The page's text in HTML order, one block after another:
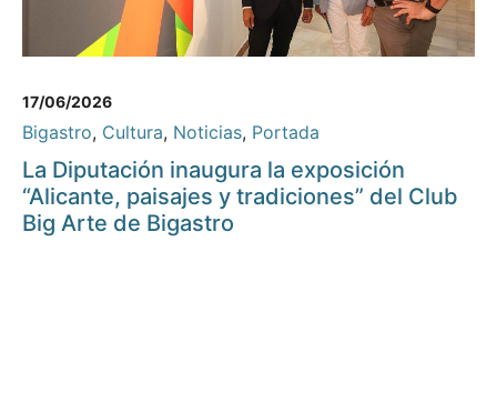
17/06/2026
Bigastro, Cultura, Noticias, Portada
La Diputación inaugura la exposición
“Alicante, paisajes y tradiciones” del Club
Big Arte de Bigastro